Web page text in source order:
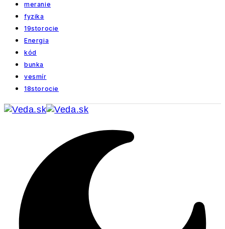
meranie
fyzika
19storocie
Energia
kód
bunka
vesmír
18storocie